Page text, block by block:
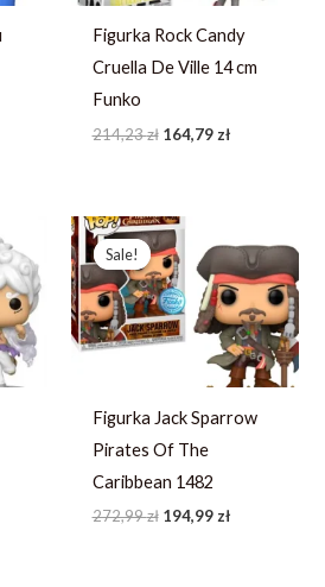
Figurka Rock Candy
Cruella De Ville 14 cm
Funko
214,23zł 164,79 zł
zł.
Sale!
Sale!
Figurka Jack Sparrow
Pirates Of The
Caribbean 1482
272,99zł
Pierwotna
cena
wynosiła:
272,99 zł.
194,99 zł
cena
wynosi:
194,99 zł.